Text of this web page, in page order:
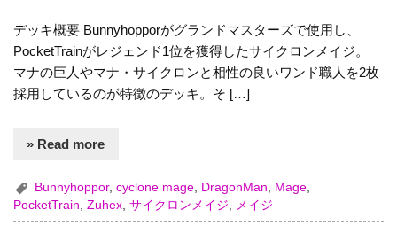
デッキ概要 Bunnyhopporがグランドマスターズで使用し、
PocketTrainがレジェンド1位を獲得したサイクロンメイジ。
マナの巨人やマナ・サイクロンと相性の良いワンド職人を2枚
採用しているのが特徴のデッキ。そ […]
» Read more
Bunnyhoppor,cyclone mage DragonMan Mage
PocketTrain,Zuhex,サイクロンメイジ, メイジ